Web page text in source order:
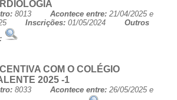
8013 Acontece entre: 21/04/2025 e
Inscrições: 01/05/2024 Outros
COM O COLÉGIO
2025 -1
8033 Acontece entre: 26/05/2025 e